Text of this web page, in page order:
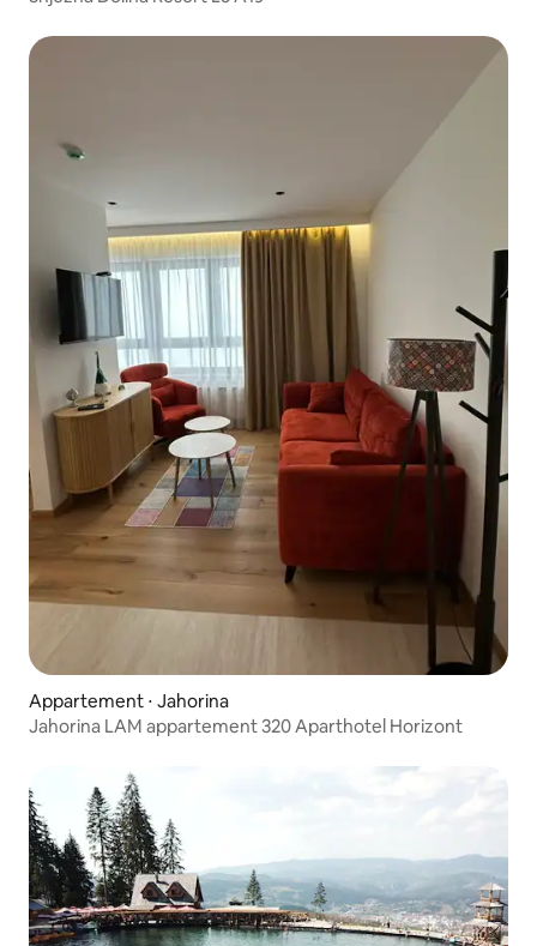
Appartement ⋅ Jahorina
Jahorina LAM appartement 320 Aparthotel Horizont